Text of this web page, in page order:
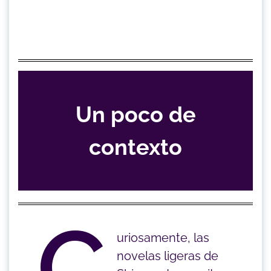
Un poco de
contexto
uriosamente, las
novelas ligeras de